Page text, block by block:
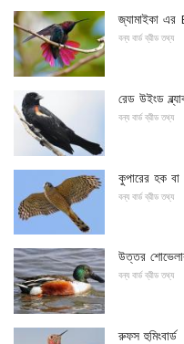
জ্যামাইকা
বন্য বার্ড ব্রীড তথ্য
রেড উইংড
বন্য বার্ড ব্রীড তথ্য
কুপারের হক বা
বন্য বার্ড ব্রীড তথ্য
উত্তর
বন্য বার্ড ব্রীড তথ্য
রুফস হুমিংবার্ড